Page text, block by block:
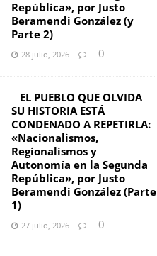
República», por Justo
Beramendi González (y
Parte 2)
28 julio, 2026 0
EL PUEBLO QUE OLVIDA
SU HISTORIA ESTÁ
CONDENADO A REPETIRLA:
«Nacionalismos,
Regionalismos y
Autonomía en la Segunda
República», por Justo
Beramendi González (Parte
1)
27 julio, 2026 0